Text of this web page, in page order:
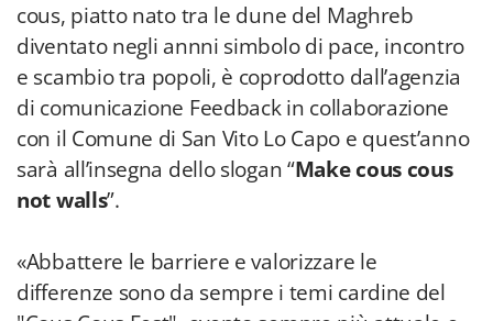
cous, piatto nato tra le dune del Maghreb
diventato negli annni simbolo di pace, incontro
e scambio tra popoli, è coprodotto dall’agenzia
di comunicazione Feedback in collaborazione
con il Comune di San Vito Lo Capo e quest’anno
sarà all’insegna dello slogan “Make cous cous
not walls”.
«Abbattere le barriere e valorizzare le
differenze sono da sempre i temi cardine del